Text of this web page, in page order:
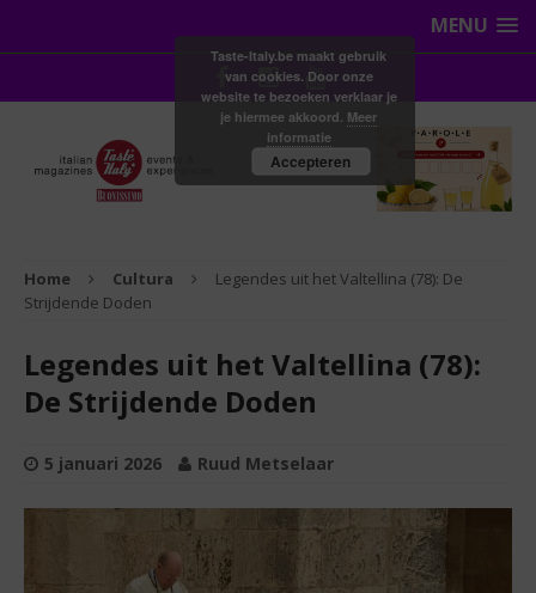
MENU
Home Cultura
Legendes uit het Valtellina (78): De
Strijdende Doden
Legendes uit het Valtellina (78):
De Strijdende Doden
5 januari 2026 Ruud Metselaar
Taste-Italy.be maakt gebruik
van cookies. Door onze
website te bezoeken verklaar je
je hiermee akkoord. Meer
informatie
Accepteren